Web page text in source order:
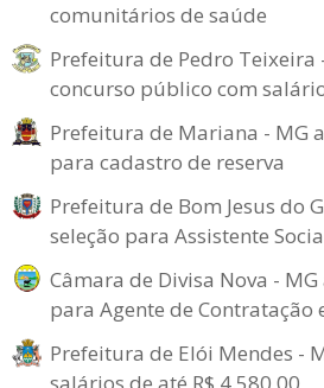
comunitários de saúde
Prefeitura de Pedro
concurso público com
Prefeitura de Mariana - MG
para cadastro de reserva
Prefeitura de Bom Jesus do
seleção para Assistente
Câmara de Divisa Nova -
para Agente de Contratação
Prefeitura de Elói Mendes -